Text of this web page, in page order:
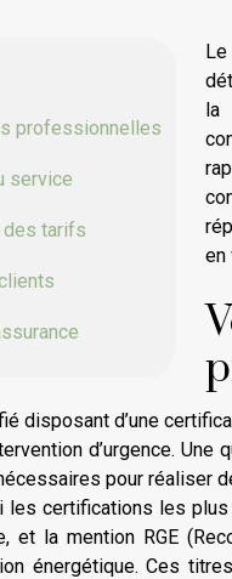
professionnelles
service
des tarifs
Le
la
en
disposant d’une
d’urgence.
pour réaliser
les certifications les
et la mention RGE
énergétique. Ces